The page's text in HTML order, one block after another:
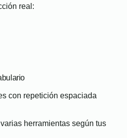
real:
con repetición espaciada
herramientas según tus